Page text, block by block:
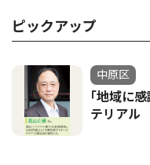
ピックアップ
中原区
｢地域に
テリアル